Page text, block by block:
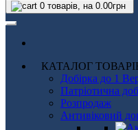
0 товарів, на 0.00грн
КАТАЛОГ
Добірка до 1
Патріотична
Розпродаж
Антивіковий